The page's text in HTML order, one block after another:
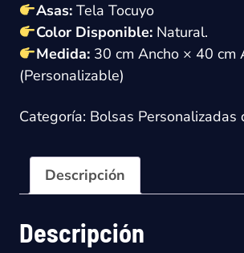
Asas:Tela Tocuyo
Color Disponible:Natural.
Medida:30 cm Ancho × 40 cm
(Personalizable)
Categoría: Bolsas Personalizadas
Descripción
Descripción